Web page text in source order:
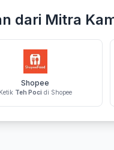
dari Mitra
Shopee
Ketik Teh Poci di Shopee